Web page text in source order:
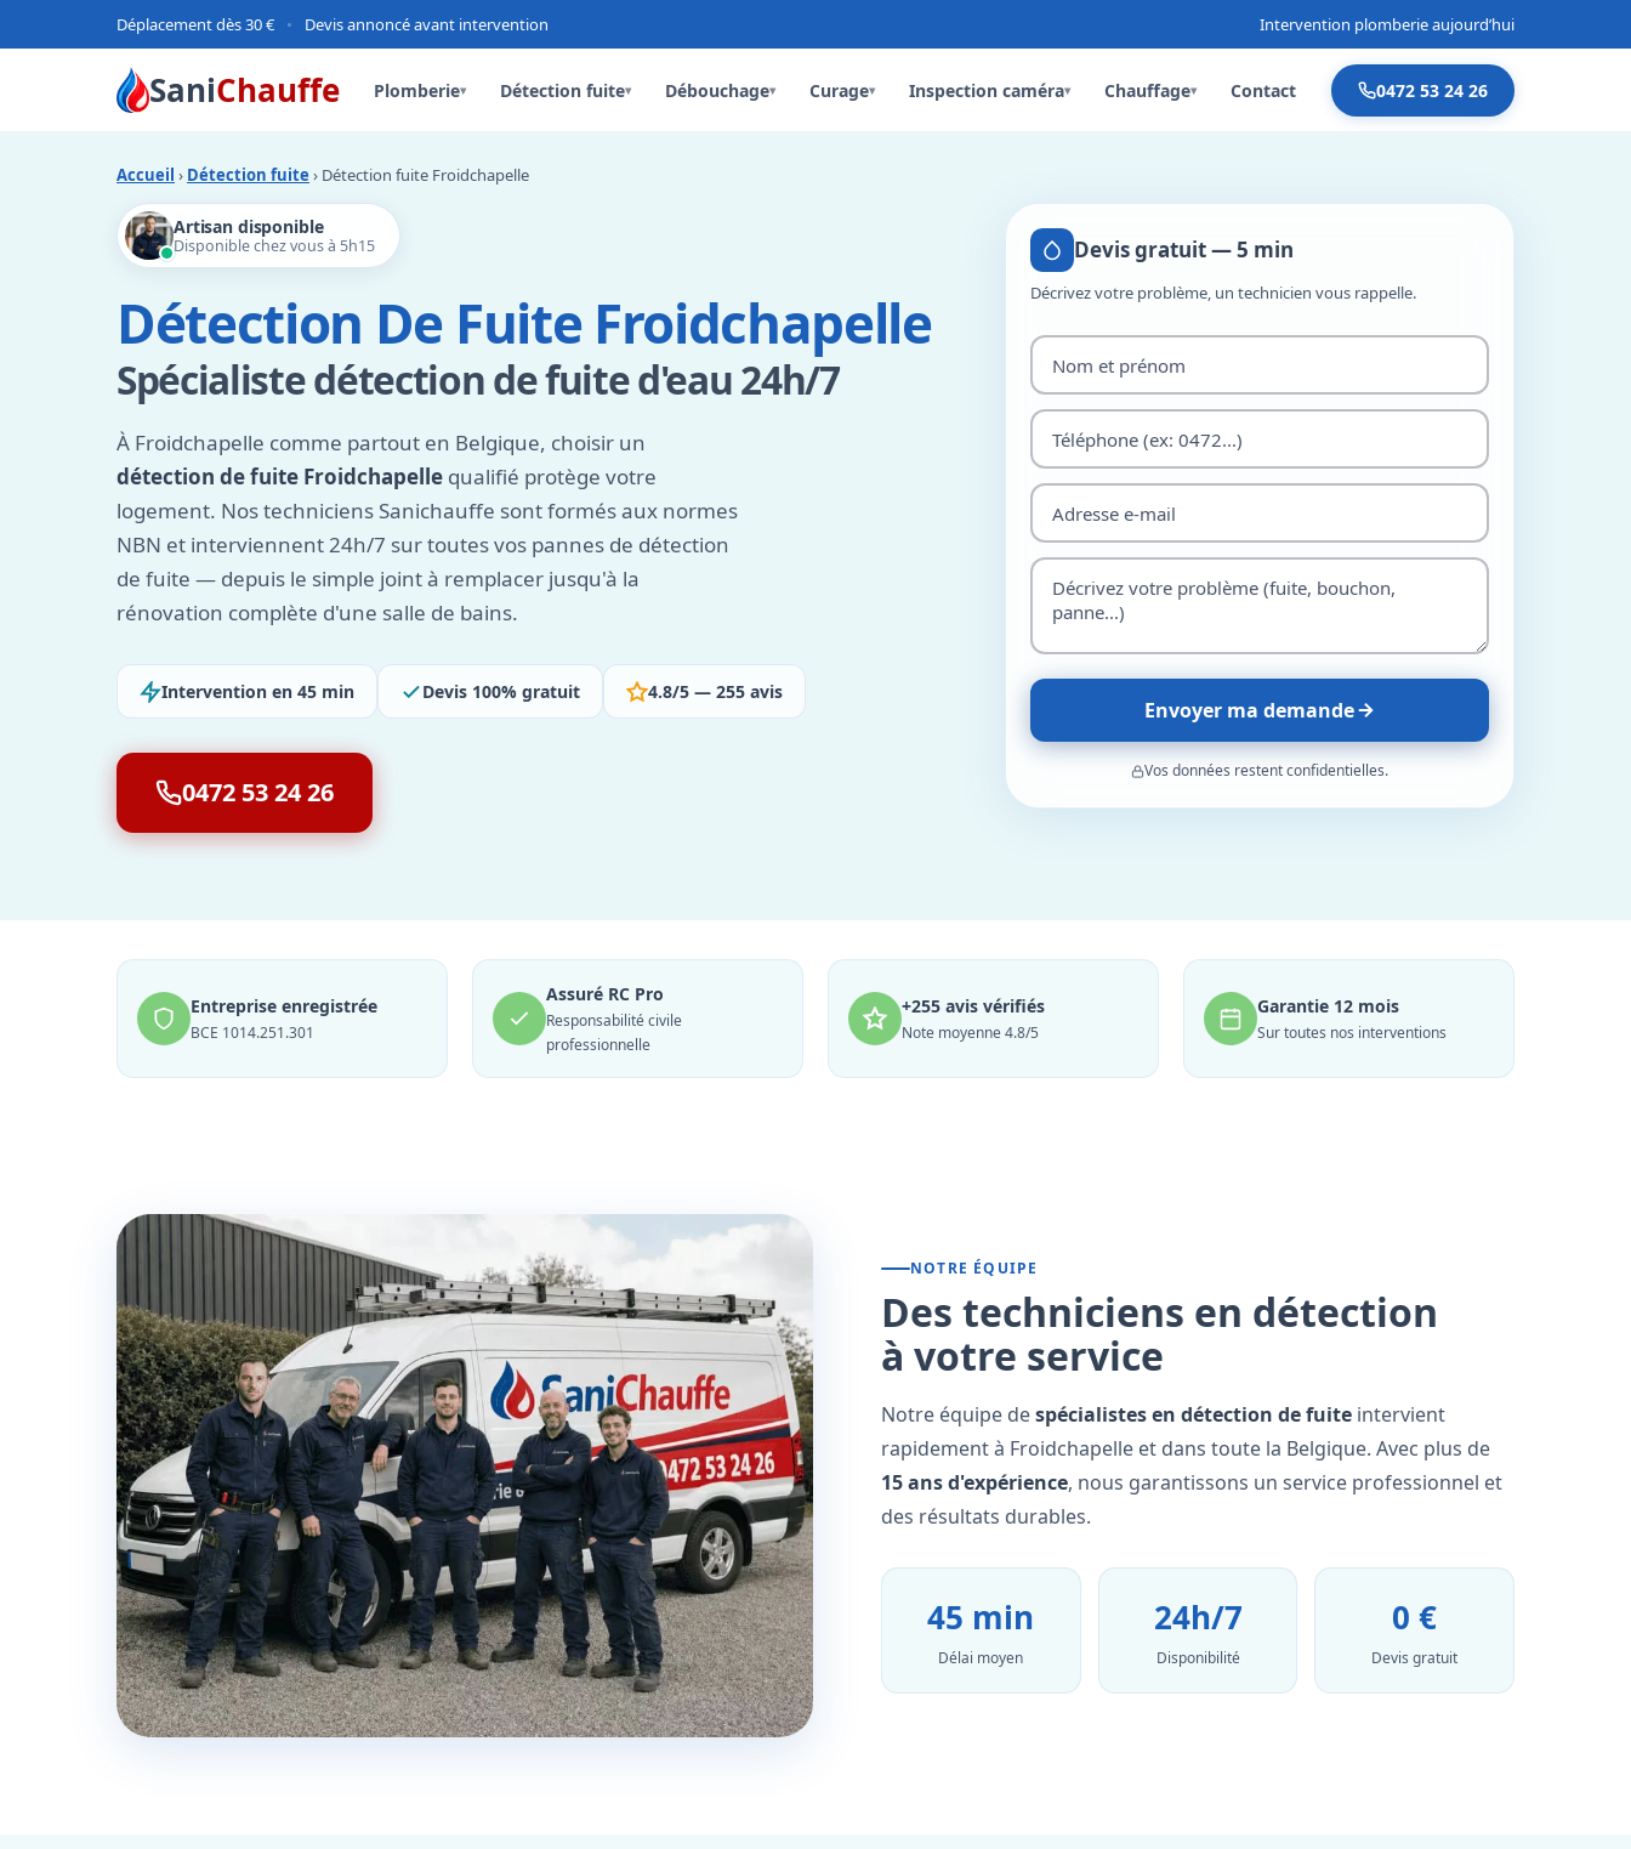
Déplacement dès 30 € • Devis annoncé avant intervention Intervention plomberie aujourd’hui
SaniChauffe Plomberie▾ Détection fuite▾ Débouchage▾ Curage▾ Inspection caméra▾ Chauffage▾ Contact 0472 53 24 26
Accueil › Détection fuite › Détection fuite Froidchapelle
Artisan disponible
Disponible chez vous à 5h15
Détection De Fuite Froidchapelle
Spécialiste détection de fuite d'eau 24h/7
À Froidchapelle comme partout en Belgique, choisir un
détection de fuite Froidchapelle qualifié protège votre
logement. Nos techniciens Sanichauffe sont formés aux normes
NBN et interviennent 24h/7 sur toutes vos pannes de détection
de fuite — depuis le simple joint à remplacer jusqu'à la
rénovation complète d'une salle de bains.
Intervention en 45 min Devis 100% gratuit 4.8/5 — 255 avis
0472 53 24 26
Devis gratuit — 5 min
Décrivez votre problème, un technicien vous rappelle.
Envoyer ma demande
Vos données restent confidentielles.
Entreprise enregistrée
BCE 1014.251.301
Assuré RC Pro
Responsabilité civile
professionnelle
+255 avis vérifiés
Note moyenne 4.8/5
Garantie 12 mois
Sur toutes nos interventions
NOTRE ÉQUIPE
Des techniciens en détection
à votre service
Notre équipe despécialistes en détection de fuite intervient
rapidement à Froidchapelle et dans toute la Belgique. Avec plus de
15 ans d'expérience, nous garantissons un service professionnel et
des résultats durables.
45 min
Délai moyen
24h/7
Disponibilité
0 €
Devis gratuit